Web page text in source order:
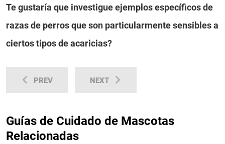
Te gustaría que investigue ejemplos específicos de
razas de perros que son particularmente sensibles a
ciertos tipos de acaricias?
PREV NEXT
Guías de Cuidado de Mascotas
Relacionadas